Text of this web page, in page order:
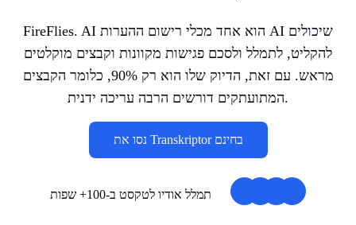
FireFlies. AI הוא אחד מכלי רישום ההערות AI שיכולים
להקליט, לתמלל ולסכם פגישות מקוונות וקבצים מוקלטים
מראש. עם זאת, הדיוק שלו הוא רק 90%, כלומר הקבצים
המתועתקים דורשים הרבה עריכה ידנית.
נסו את Transkriptor בחינם
תמלל אודיו לטקסט ב-100+ שפות